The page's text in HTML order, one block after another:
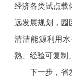
经济各类试点载
远发展规划，园
清洁能源利用
熟、经验可复制
下一步，省